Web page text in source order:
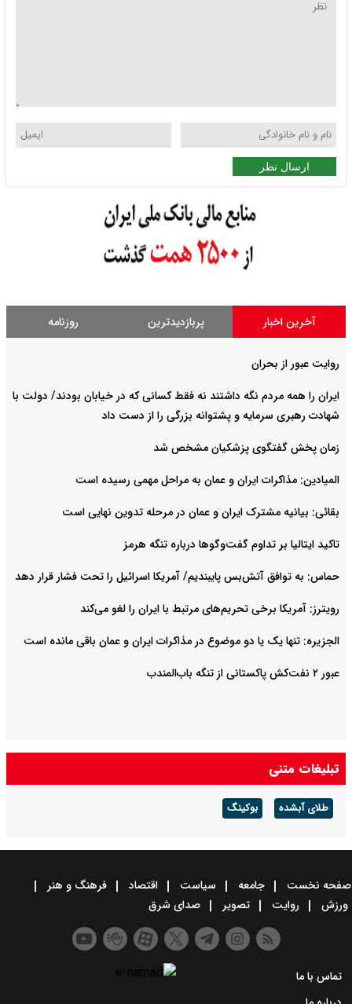
ارسال نظر
آخرین اخبار پربازدیدترین روزنامه
روایت عبور از بحران
ایران را همه مردم نگه داشتند نه فقط کسانی که در خیابان بودند/ دولت با
شهادت رهبری سرمایه و پشتوانه بزرگی را از دست داد
زمان پخش گفتگوی پزشکیان مشخص شد
المیادین: مذاکرات ایران و عمان به مراحل مهمی رسیده است
بقائی: بیانیه مشترک ایران و عمان در مرحله تدوین نهایی است
تاکید ایتالیا بر تداوم گفت‌وگوها درباره تنگه هرمز
حماس: به توافق آتش‌بس پایبندیم/ آمریکا اسرائیل را تحت فشار قرار دهد
رویترز: آمریکا برخی تحریم‌های مرتبط با ایران را لغو می‌کند
الجزیره: تنها یک یا دو موضوع در مذاکرات ایران و عمان باقی مانده است
عبور ۲ نفت‌کش پاکستانی از تنگه باب‌المندب
تبلیغات متنی
طلای آبشده بوکینگ
صفحه نخست جامعه سیاست اقتصاد
فرهنگ و هنر
ورزش
روایت تصویر صدای شرق
تماس با ما